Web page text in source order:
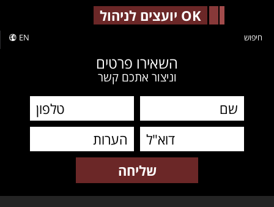
OK יועצים לניהול
EN חיפוש
השאירו פרטים
וניצור אתכם קשר